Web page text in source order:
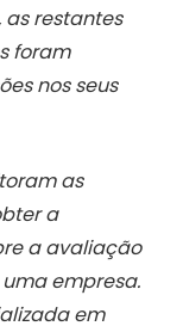
restantes
foram
nos seus
as
a
a avaliação
empresa.
em